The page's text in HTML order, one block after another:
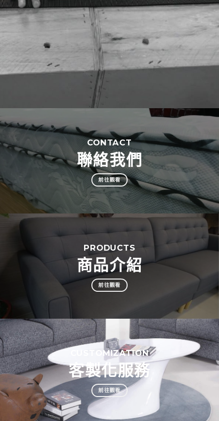
CONTACT
聯絡我們
前往觀看
PRODUCTS
商品介紹
前往觀看
CUSTOMIZATION
客製化服務
前往觀看